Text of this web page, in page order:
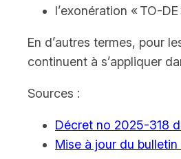
l’exonération « TO-
En d’autres termes, pour
continuent à s’appliquer
Sources :
Décret no 2025-318
Mise à jour du